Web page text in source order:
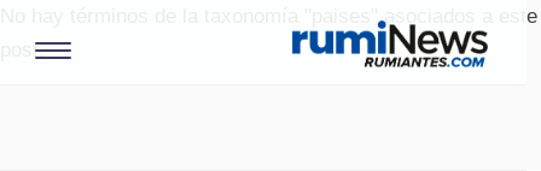
No hay términos de la taxonomía "paises" asociados a este
post.